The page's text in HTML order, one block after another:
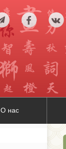
О нас